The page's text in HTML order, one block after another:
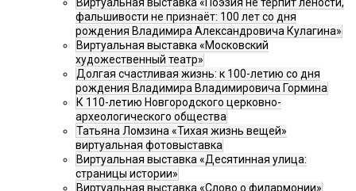
Виртуальная выставка «Поэзия не терпит лености,
фальшивости не признаёт: 100 лет со дня
рождения Владимира Александровича Кулагина»
Виртуальная выставка «Московский
художественный театр»
Долгая счастливая жизнь: к 100-летию со дня
рождения Владимира Владимировича Гормина
К 110-летию Новгородского церковно-
археологического общества
Татьяна Ломзина «Тихая жизнь вещей»
виртуальная фотовыставка
Виртуальная выставка «Десятинная улица:
страницы истории»
Виртуальная выставка «Слово о филармонии»